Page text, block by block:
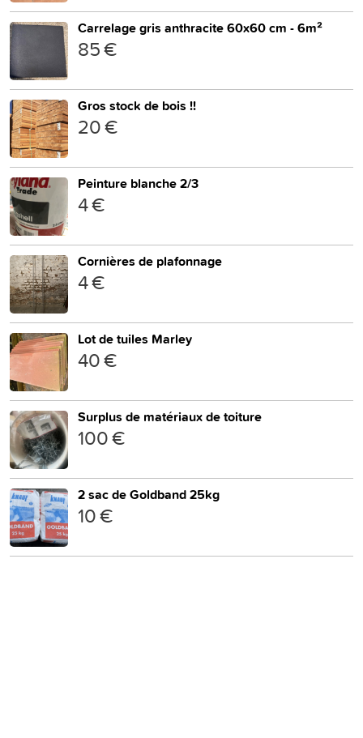
Carrelage gris anthracite 60x60 cm - 6m²
85 €
Gros stock de bois !!
20 €
Peinture blanche 2/3
4 €
Cornières de plafonnage
4 €
Lot de tuiles Marley
40 €
Surplus de matériaux de toiture
100 €
2 sac de Goldband 25kg
10 €